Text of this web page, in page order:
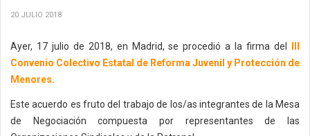
20 JULIO 2018
Ayer, 17 julio de 2018, en Madrid, se procedió a la firma del
Convenio Colectivo Estatal de Reforma Juvenil y Protección de
Menores.
Este acuerdo es fruto del trabajo de los/as integrantes de la Mesa
de Negociación compuesta por representantes de las